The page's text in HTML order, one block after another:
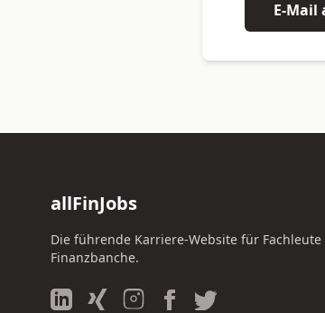
E-Mail
allFinJobs
Die führende Karriere-Website für
Finanzbanche.